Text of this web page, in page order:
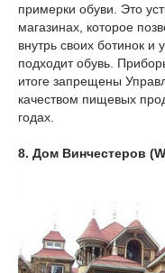
примерки обуви. Это
магазинах, которое
внутрь своих ботинок и
подходит обувь.
итоге запрещены
качеством пищевых
годах.
8. Дом Винчестеров